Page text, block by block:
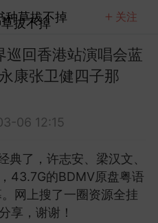
视频 图文 音乐
种草拔不掉 关注
星梦传
！
的ISO原盘D
5
音乐节蓝
回香港站演唱会蓝
康张卫健四子那
06 12:15
典了，许志安、梁汉文、
43.7G的BDMV原盘粤语
网上搜了一圈资源全挂
享，谢谢！